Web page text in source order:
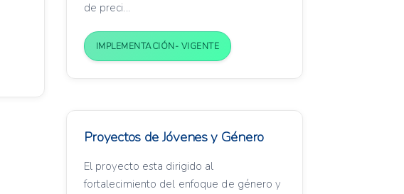
de preci...
IMPLEMENTACIÓN- VIGENTE
Proyectos de Jóvenes y Género
El proyecto esta dirigido al
fortalecimiento del enfoque de género y